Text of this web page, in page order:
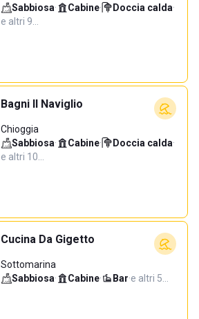
Sabbiosa· Cabine· Doccia calda·
e altri 9…
Bagni Il Naviglio
Chioggia
Sabbiosa· Cabine· Doccia calda·
e altri 10…
Cucina Da Gigetto
Sottomarina
Sabbiosa· Cabine· Bar·e altri 5…